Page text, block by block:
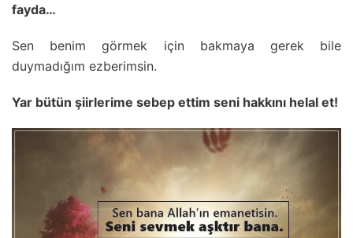
fayda…
Sen benim görmek için bakmaya gerek bile
duymadığım ezberimsin.
Yar bütün şiirlerime sebep ettim seni hakkını helal et!